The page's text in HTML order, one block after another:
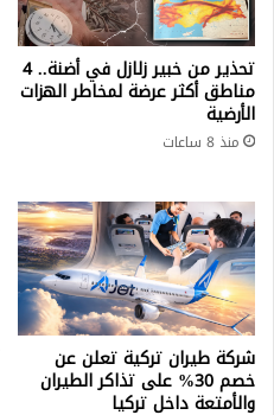
تحذير من خبير زلازل في أضنة.. 4
مناطق أكثر عرضة لمخاطر الهزات
الأرضية
منذ 8 ساعات
شركة طيران تركية تعلن عن
خصم 30% على تذاكر الطيران
والأمتعة داخل تركيا